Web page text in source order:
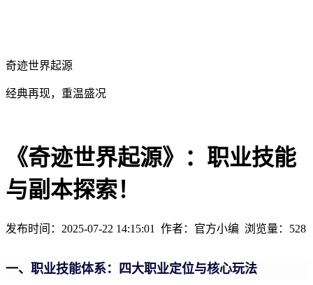
奇迹世界起源
经典再现，重温盛况
《奇迹世界起源》：职业技能
与副本探索！
发布时间：2025-07-22 14:15:01 作者：官方小编 浏览量： 528
一、职业技能体系：四大职业定位与核心玩法